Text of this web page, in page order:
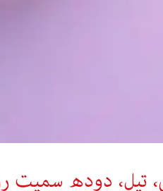
تیل، دودھ سمیت